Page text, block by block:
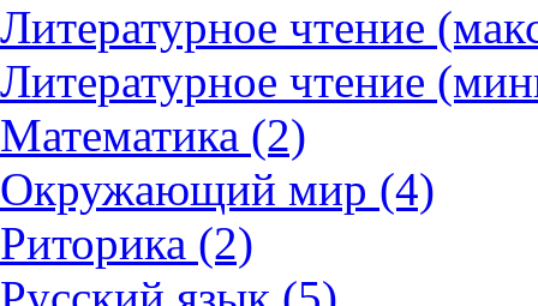
Литературное чтение
Литературное чтение
Математика (2)
Окружающий мир (4)
Риторика (2)